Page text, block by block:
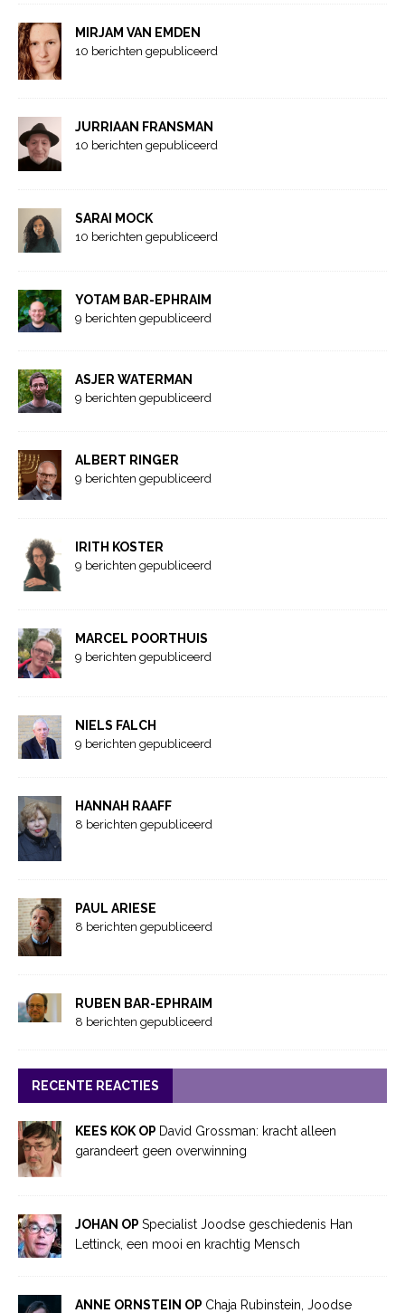
MIRJAM VAN EMDEN
10 berichten gepubliceerd
JURRIAAN FRANSMAN
10 berichten gepubliceerd
SARAI MOCK
10 berichten gepubliceerd
YOTAM BAR-EPHRAIM
9 berichten gepubliceerd
ASJER WATERMAN
9 berichten gepubliceerd
ALBERT RINGER
9 berichten gepubliceerd
IRITH KOSTER
9 berichten gepubliceerd
MARCEL POORTHUIS
9 berichten gepubliceerd
NIELS FALCH
9 berichten gepubliceerd
HANNAH RAAFF
8 berichten gepubliceerd
PAUL ARIESE
8 berichten gepubliceerd
RUBEN BAR-EPHRAIM
8 berichten gepubliceerd
RECENTE REACTIES
KEES KOK OP David Grossman: kracht alleen
garandeert geen overwinning
JOHAN OP Specialist Joodse geschiedenis Han
Lettinck, een mooi en krachtig Mensch
ANNE ORNSTEIN OP Chaja Rubinstein, Joodse